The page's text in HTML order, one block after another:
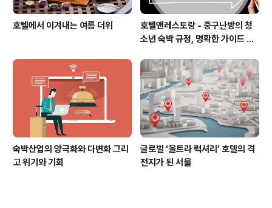
호텔에서 이겨내는 여름 더위
호텔앤레스토랑 - 중구난방의 청
소년 숙박 규정, 명확한 가이드 필
숙박산업의 양극화와 다변화 그리
고 위기와 기회
글로벌 ‘울트라 럭셔리’ 호텔의 격
전지가 된 서울